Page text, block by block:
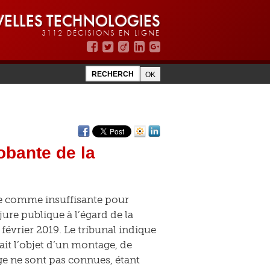
TECHNOLOGIES
3112 DÉCISIONS EN LIGNE
de la
comme insuffisante pour
publique à l’égard de la
2019. Le tribunal indique
l’objet d’un montage, de
ne sont pas connues, étant